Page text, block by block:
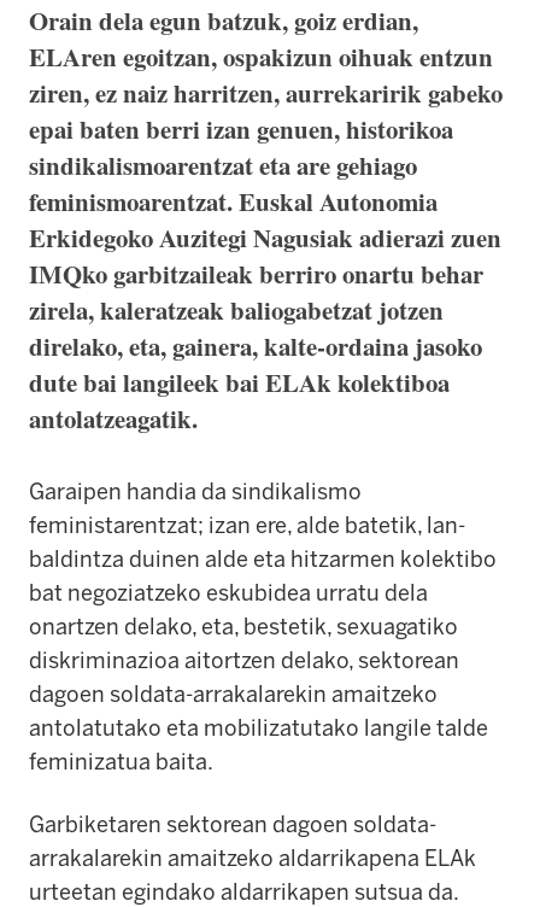
Orain dela egun batzuk, goiz erdian,
ELAren egoitzan, ospakizun oihuak entzun
ziren, ez naiz harritzen, aurrekaririk gabeko
epai baten berri izan genuen, historikoa
sindikalismoarentzat eta are gehiago
feminismoarentzat. Euskal Autonomia
Erkidegoko Auzitegi Nagusiak adierazi zuen
IMQko garbitzaileak berriro onartu behar
zirela, kaleratzeak baliogabetzat jotzen
direlako, eta, gainera, kalte-ordaina jasoko
dute bai langileek bai ELAk kolektiboa
antolatzeagatik.
Garaipen handia da sindikalismo
feministarentzat; izan ere, alde batetik, lan-
baldintza duinen alde eta hitzarmen kolektibo
bat negoziatzeko eskubidea urratu dela
onartzen delako, eta, bestetik, sexuagatiko
diskriminazioa aitortzen delako, sektorean
dagoen soldata-arrakalarekin amaitzeko
antolatutako eta mobilizatutako langile talde
feminizatua baita.
Garbiketaren sektorean dagoen soldata-
arrakalarekin amaitzeko aldarrikapena ELAk
urteetan egindako aldarrikapen sutsua da.